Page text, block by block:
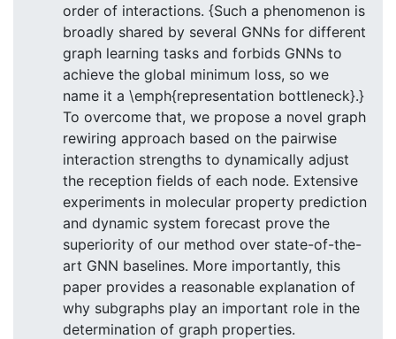
order of interactions. {Such a phenomenon is
broadly shared by several GNNs for different
graph learning tasks and forbids GNNs to
achieve the global minimum loss, so we
name it a \emph{representation bottleneck}.}
To overcome that, we propose a novel graph
rewiring approach based on the pairwise
interaction strengths to dynamically adjust
the reception fields of each node. Extensive
experiments in molecular property prediction
and dynamic system forecast prove the
superiority of our method over state-of-the-
art GNN baselines. More importantly, this
paper provides a reasonable explanation of
why subgraphs play an important role in the
determination of graph properties.